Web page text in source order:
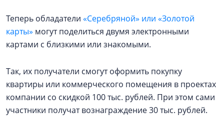
Теперь обладатели «Серебряной» или «Золотой
карты» могут поделиться двумя электронными
картами с близкими или знакомыми.
Так, их получатели смогут оформить покупку
квартиры или коммерческого помещения в проектах
компании со скидкой 100 тыс. рублей. При этом сами
участники получат вознаграждение 30 тыс. рублей.